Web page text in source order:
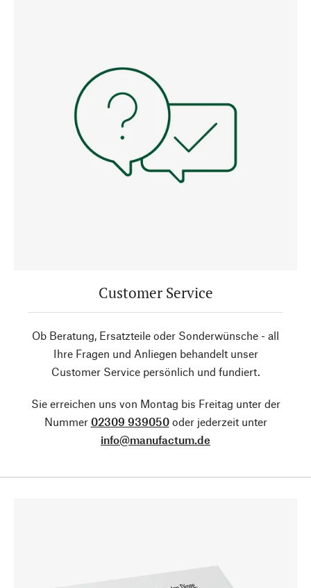
Customer Service
Ob Beratung, Ersatzteile oder Sonderwünsche - all
Ihre Fragen und Anliegen behandelt unser
Customer Service persönlich und fundiert.
Sie erreichen uns von Montag bis Freitag unter der
Nummer 02309 939050oder jederzeit unter
info@manufactum.de